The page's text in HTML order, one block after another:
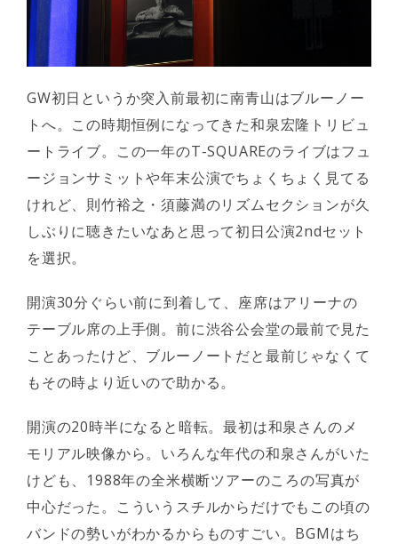
GW初日というか突入前最初に南青山はブルーノー
トへ。この時期恒例になってきた和泉宏隆トリビュ
ートライブ。この一年のT-SQUAREのライブはフュ
ージョンサミットや年末公演でちょくちょく見てる
けれど、則竹裕之・須藤満のリズムセクションが久
しぶりに聴きたいなあと思って初日公演2ndセット
を選択。
開演30分ぐらい前に到着して、座席はアリーナの
テーブル席の上手側。前に渋谷公会堂の最前で見た
ことあったけど、ブルーノートだと最前じゃなくて
もその時より近いので助かる。
開演の20時半になると暗転。最初は和泉さんのメ
モリアル映像から。いろんな年代の和泉さんがいた
けども、1988年の全米横断ツアーのころの写真が
中心だった。こういうスチルからだけでもこの頃の
バンドの勢いがわかるからものすごい。BGMはち